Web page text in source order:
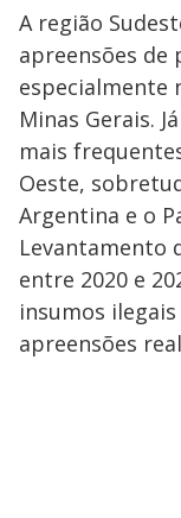
A região
apreensões de
especialmente
Minas Gerais.
mais
Oeste,
Argentina e o
Levantamento
entre 2020 e
insumos
apreensões